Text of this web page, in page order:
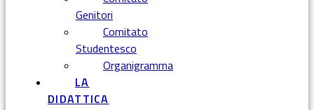
Genitori
Comitato
Studentesco
Organigramma
LA
DIDATTICA